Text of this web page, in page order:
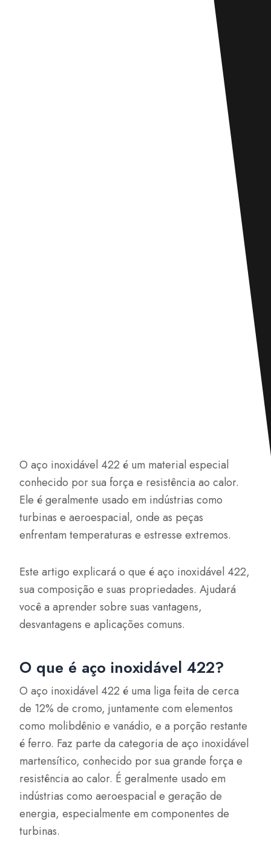
O aço inoxidável 422 é um material especial
conhecido por sua força e resistência ao calor.
Ele é geralmente usado em indústrias como
turbinas e aeroespacial, onde as peças
enfrentam temperaturas e estresse extremos.
Este artigo explicará o que é aço inoxidável 422,
sua composição e suas propriedades. Ajudará
você a aprender sobre suas vantagens,
desvantagens e aplicações comuns.
O que é aço inoxidável 422?
O aço inoxidável 422 é uma liga feita de cerca
de 12% de cromo, juntamente com elementos
como molibdênio e vanádio, e a porção restante
é ferro. Faz parte da categoria de aço inoxidável
martensítico, conhecido por sua grande força e
resistência ao calor. É geralmente usado em
indústrias como aeroespacial e geração de
energia, especialmente em componentes de
turbinas.